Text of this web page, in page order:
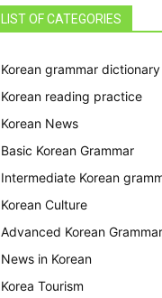
LIST OF CATEGORIES
Korean grammar dictionary
Korean reading practice
Korean News
Basic Korean Grammar
Intermediate Korean
Korean Culture
Advanced Korean Grammar
News in Korean
Korea Tourism